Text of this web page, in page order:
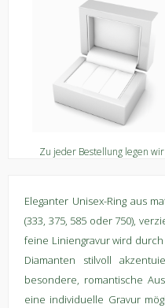
Zu jeder Bestellung legen
Eleganter Unisex-Ring aus
(333, 375, 585 oder 750),
feine Liniengravur wird
Diamanten stilvoll
besondere, romantische
eine individuelle Gravur